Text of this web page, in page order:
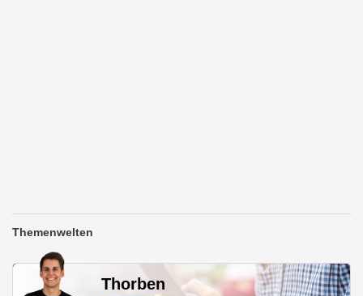
Themenwelten
Thorben